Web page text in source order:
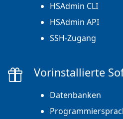
HSAdmin CLI
HSAdmin API
SSH-Zugang
Vorinstallierte
Datenbanken